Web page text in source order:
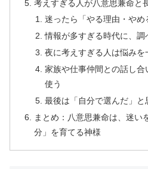
考えすぎる人が八意思兼命と
迷ったら「やる理由・やめ
情報が多すぎる時代に、調
夜に考えすぎる人は悩みを
家族や仕事仲間との話し
使う
最後は「自分で選んだ」と
まとめ：八意思兼命は、迷い
分」を育てる神様